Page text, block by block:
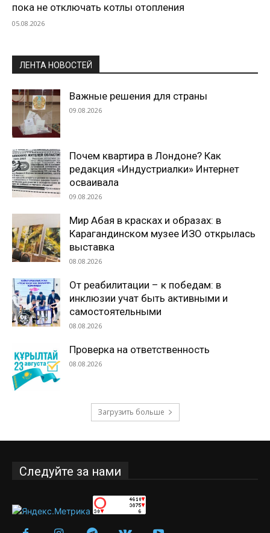
пока не отключать котлы отопления
05.08.2026
ЛЕНТА НОВОСТЕЙ
Важные решения для страны
09.08.2026
Почем квартира в Лондоне? Как
редакция «Индустриалки» Интернет
осваивала
09.08.2026
Мир Абая в красках и образах: в
Карагандинском музее ИЗО открылась
выставка
08.08.2026
От реабилитации – к победам: в
инклюзии учат быть активными и
самостоятельными
08.08.2026
Проверка на ответственность
08.08.2026
Загрузить больше
Следуйте за нами